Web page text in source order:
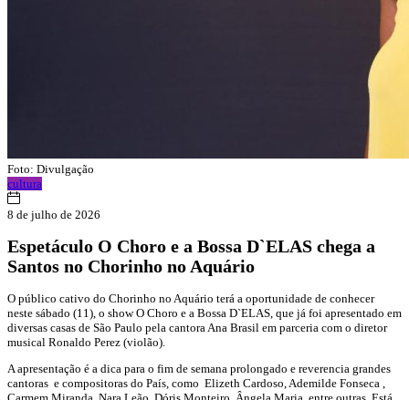
Foto: Divulgação
cultura
8 de julho de 2026
Espetáculo O Choro e a Bossa D`ELAS chega a
Santos no Chorinho no Aquário
O público cativo do Chorinho no Aquário terá a oportunidade de conhecer
neste sábado (11), o show O Choro e a Bossa D`ELAS, que já foi apresentado em
diversas casas de São Paulo pela cantora Ana Brasil em parceria com o diretor
musical Ronaldo Perez (violão).
A apresentação é a dica para o fim de semana prolongado e reverencia grandes
cantoras e compositoras do País, como Elizeth Cardoso, Ademilde Fonseca ,